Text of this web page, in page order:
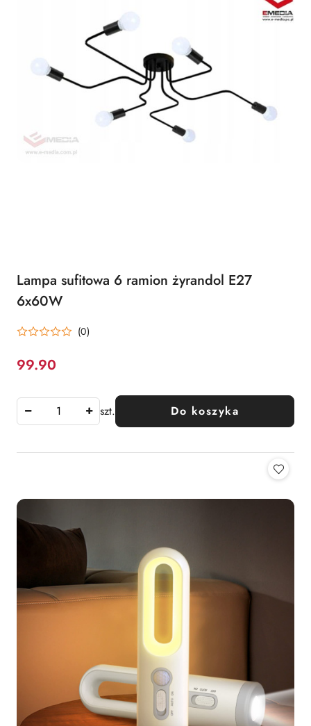
Lampa sufitowa 6 ramion żyrandol E27
6x60W
(0)
Cena:
99.90
szt. Do koszyka